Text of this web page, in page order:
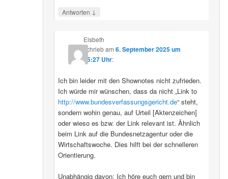
Antworten ↓
Elsbeth
schriebam 6. September 2025 um
15:27 Uhr:
Ich bin leider mit den Shownotes nicht zufrieden.
Ich würde mir wünschen, dass da nicht „Link to
http://www.bundesverfassungsgericht.de“ steht,
sondern wohin genau, auf Urteil [Aktenzeichen]
oder wieso es bzw. der Link relevant ist. Ähnlich
beim Link auf die Bundesnetzagentur oder die
Wirtschaftswoche. Dies hilft bei der schnelleren
Orientierung.
Unabhängig davon: Ich höre euch gern und bin